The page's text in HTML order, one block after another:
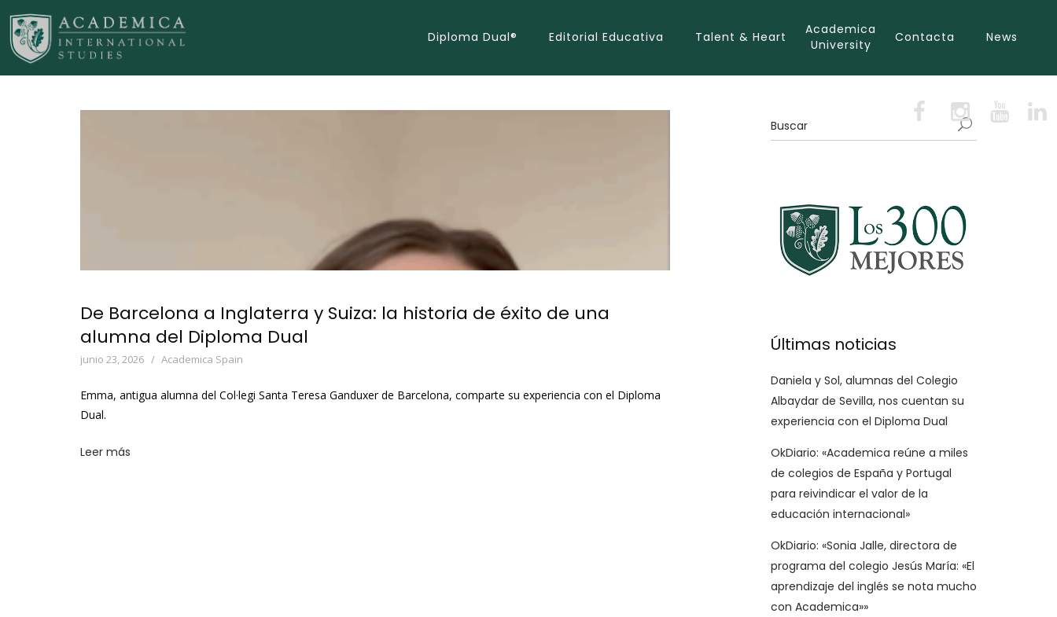
Diploma Dual® Editorial Educativa Talent & Heart
Academica
University
Contacta News
De Barcelona a Inglaterra y Suiza: la historia de éxito de una
alumna del Diploma Dual
junio 23, 2026 Academica Spain
Emma, antigua alumna del Col·legi Santa Teresa Ganduxer de Barcelona, comparte su experiencia con el Diploma
Dual.
Leer más
Últimas noticias
Daniela y Sol, alumnas del Colegio
Albaydar de Sevilla, nos cuentan su
experiencia con el Diploma Dual
OkDiario: «Academica reúne a miles
de colegios de España y Portugal
para reivindicar el valor de la
educación internacional»
OkDiario: «Sonia Jalle, directora de
programa del colegio Jesús María: «El
aprendizaje del inglés se nota mucho
con Academica»»